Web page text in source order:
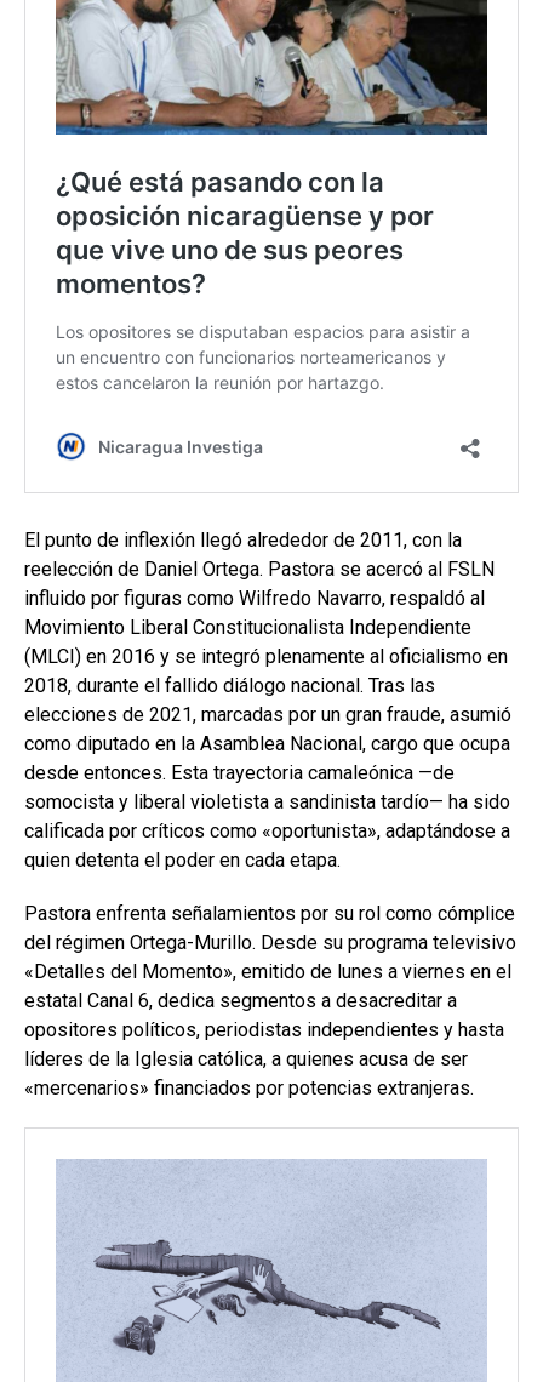
El punto de inflexión llegó alrededor de 2011, con la
reelección de Daniel Ortega. Pastora se acercó al FSLN
influido por figuras como Wilfredo Navarro, respaldó al
Movimiento Liberal Constitucionalista Independiente
(MLCI) en 2016 y se integró plenamente al oficialismo en
2018, durante el fallido diálogo nacional. Tras las
elecciones de 2021, marcadas por un gran fraude, asumió
como diputado en la Asamblea Nacional, cargo que ocupa
desde entonces. Esta trayectoria camaleónica —de
somocista y liberal violetista a sandinista tardío— ha sido
calificada por críticos como «oportunista», adaptándose a
quien detenta el poder en cada etapa.
Pastora enfrenta señalamientos por su rol como cómplice
del régimen Ortega-Murillo. Desde su programa televisivo
«Detalles del Momento», emitido de lunes a viernes en el
estatal Canal 6, dedica segmentos a desacreditar a
opositores políticos, periodistas independientes y hasta
líderes de la Iglesia católica, a quienes acusa de ser
«mercenarios» financiados por potencias extranjeras.